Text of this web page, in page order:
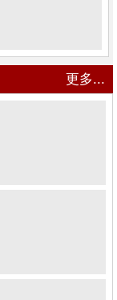
更多...